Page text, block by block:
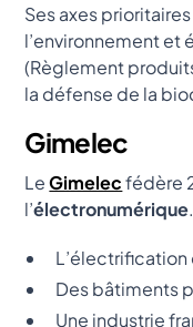
Ses axes
l’environnement et
(Règlement
la défense de la
Gimelec
LeGimelec fédère
l’électronumérique
L’électrification
Des bâtiments
Une industrie